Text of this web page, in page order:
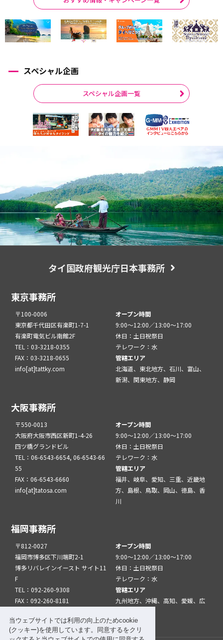
当ウェブサイトでは利用の向上のためcookie
(クッキー)を使用しています。同意するをクリ
スペシャル企画
スペシャル企画一覧
タイ国政府観光庁日本事務所
東京事務所
〒100-0006
東京都千代田区有楽町1-7-1
有楽町電気ビル南館2F
TEL：03-3218-0355
FAX：03-3218-0655
info[at]tattky.com
オープン時間
9:00～12:00／13:00～17:00
休日：土日祝祭日
テレワーク：水
管轄エリア
北海道、東北地方、石川、富山、
新潟、関東地方、静岡
大阪事務所
〒550-0013
大阪府大阪市西区新町1-4-26
四ツ橋グランドビル
TEL：06-6543-6654, 06-6543-66
55
FAX：06-6543-6660
info[at]tatosa.com
オープン時間
9:00～12:00／13:00～17:00
休日：土日祝祭日
テレワーク：水
管轄エリア
福井、岐阜、愛知、三重、近畿地
方、島根、鳥取、岡山、徳島、香
川
福岡事務所
〒812-0027
福岡市博多区下川端町2-1
博多リバレインイースト サイト11
F
TEL：092-260-9308
FAX：092-260-8181
オープン時間
9:00～12:00／13:00～17:00
休日：土日祝祭日
テレワーク：水
管轄エリア
九州地方、沖縄、高知、愛媛、広